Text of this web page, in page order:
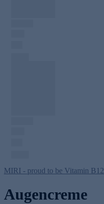
MIRI - proud to be Vitamin B12
Augencreme